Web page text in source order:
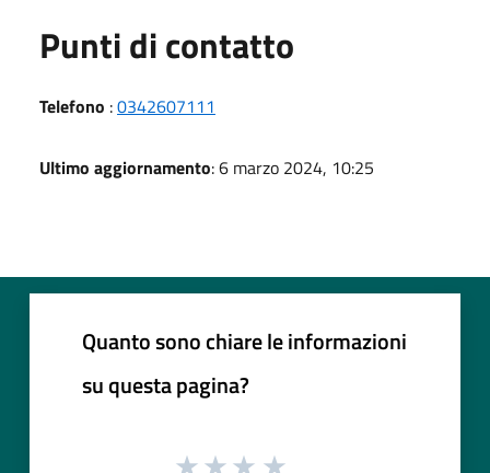
Punti di contatto
Telefono :0342607111
Ultimo aggiornamento: 6 marzo 2024, 10:25
Quanto sono chiare le informazioni
su questa pagina?